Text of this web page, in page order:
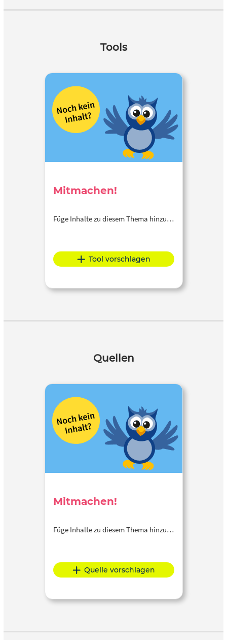
Tools
Mitmachen!
Füge Inhalte zu diesem Thema hinzu…
Tool vorschlagen
Quellen
Mitmachen!
Füge Inhalte zu diesem Thema hinzu…
Quelle vorschlagen